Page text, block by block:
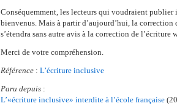
Conséquemment, les lecteurs qui voudraient publier
bienvenus. Mais à partir d’aujourd’hui, la correction
s’étendra sans autre avis à la correction de l’écriture
Merci de votre compréhension.
Référence : L’écriture inclusive
Paru depuis :
L’«écriture inclusive» interdite à l’école française